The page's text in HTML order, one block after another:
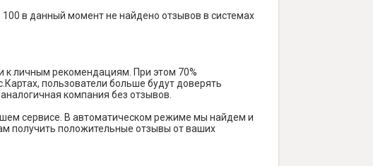
в данный момент не найдено отзывов в системах
к личным рекомендациям. При этом 70%
пользователи больше будут доверять
компания без отзывов.
сервисе. В автоматическом режиме мы найдем и
получить положительные отзывы от ваших